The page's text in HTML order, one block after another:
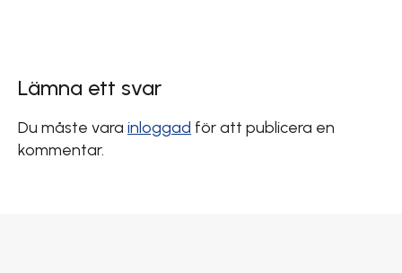
Lämna ett svar
Du måste vara inloggad för att publicera en
kommentar.